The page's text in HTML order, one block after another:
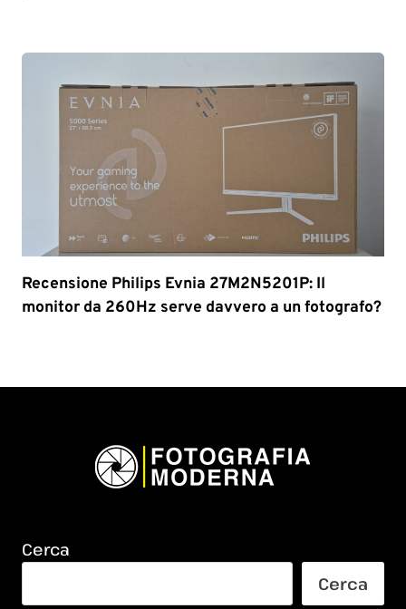
Recensione Philips Evnia 27M2N5201P: Il
monitor da 260Hz serve davvero a un fotografo?
Cerca
Cerca